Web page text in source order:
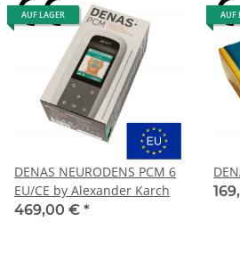
AUF LAGER
DENAS NEURODENS PCM 6
EU/CE by Alexander Karch
469,00 € *
AUF